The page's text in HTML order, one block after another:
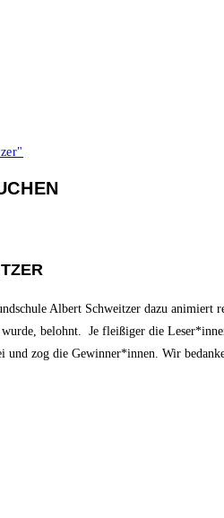
Albert Schweitzer dazu
belohnt. Je fleißiger die
und zog die Gewinner*innen. Wir